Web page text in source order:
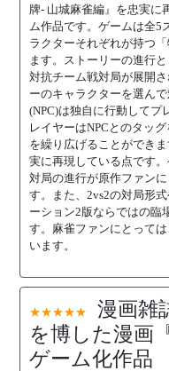
牌- 山城麻雀編』を忠実に
ム作品です。ゲームは全5
ラクターそれぞれが持つ
ます。ストーリーの進行
対抗チーム戦対局が展開
ーのキャラクターを選ん
(NPC)は独自に行動して
レイヤーはNPCとのタッ
を繰り広げることができ
実に再現している点です
対局の進行が原作ファン
す。また、2vs2の対局形
ーション2版ならではの臨
す。麻雀ファンにとって
います。
★★★★★
漫画雑
を博した漫画
ゲーム化作品